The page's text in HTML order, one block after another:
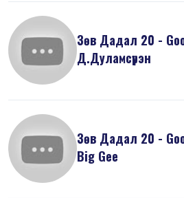
Зөв Дадал 20 -
Д.Дуламсүрэн
Зөв Дадал 20 -
Big Gee